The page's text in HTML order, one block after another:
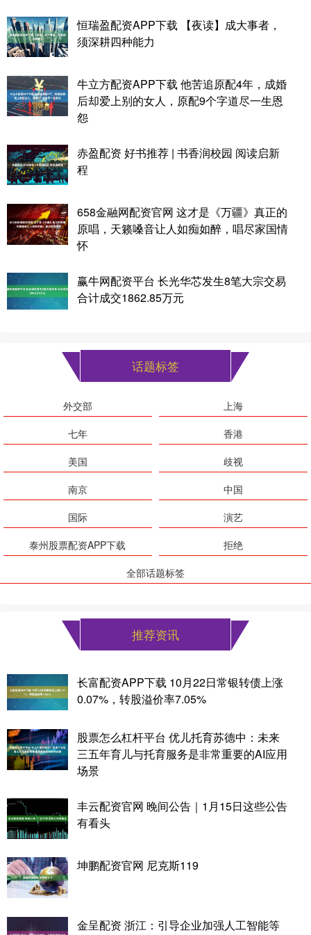
恒瑞盈配资APP下载 【夜读】成大事者，
须深耕四种能力
牛立方配资APP下载 他苦追原配4年，成婚
后却爱上别的女人，原配9个字道尽一生恩
怨
赤盈配资 好书推荐 | 书香润校园 阅读启新
程
658金融网配资官网 这才是《万疆》真正的
原唱，天籁嗓音让人如痴如醉，唱尽家国情
怀
赢牛网配资平台 长光华芯发生8笔大宗交易
合计成交1862.85万元
话题标签
外交部
上海
七年
香港
美国
歧视
南京
中国
国际
演艺
泰州股票配资APP下载
拒绝
全部话题标签
推荐资讯
长富配资APP下载 10月22日常银转债上涨
0.07%，转股溢价率7.05%
股票怎么杠杆平台 优儿托育苏德中：未来
三五年育儿与托育服务是非常重要的AI应用
场景
丰云配资官网 晚间公告｜1月15日这些公告
有看头
坤鹏配资官网 尼克斯119
金呈配资 浙江：引导企业加强人工智能等